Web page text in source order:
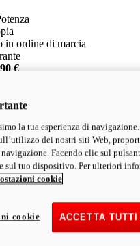
in ordine di marcia
€
in ordine di marcia
18.890 € i
più
la tua esperienza di
dei nostri siti Web,
navigazione. Facendo clic sul
sul tuo dispositivo. Per ulteriori
cookie
ACCETTA
cookie